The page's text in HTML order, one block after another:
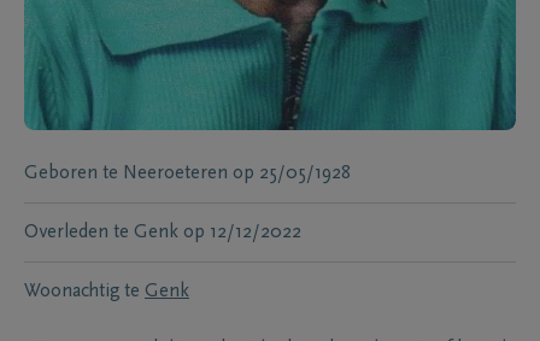
Geboren te Neeroeteren op 25/05/1928
Overleden te Genk op 12/12/2022
Woonachtig te Genk